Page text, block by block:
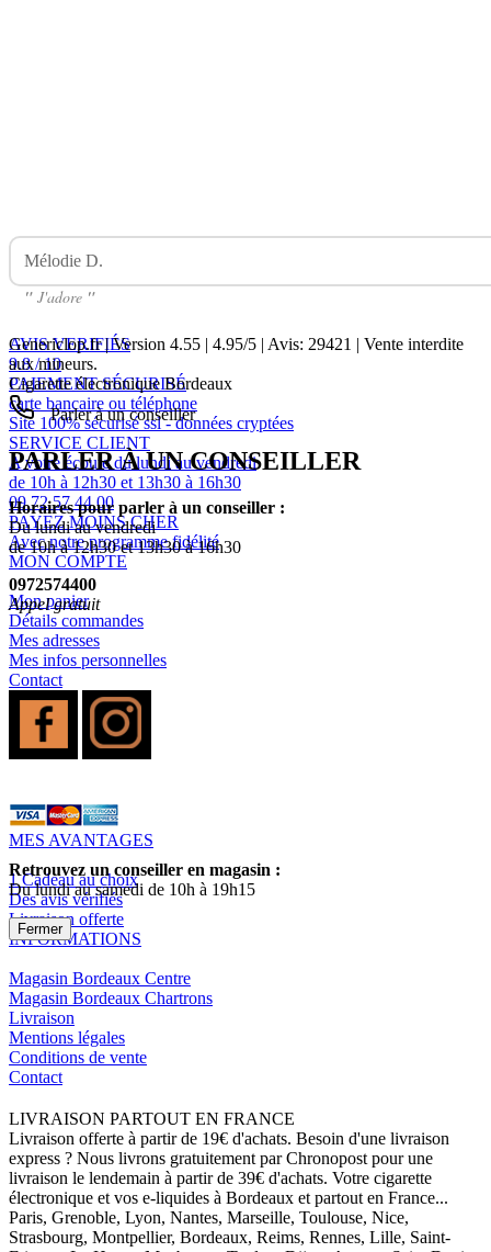
Mélodie D.
" J'adore "
AVIS VERIFIÉS
9.8 / 10
PAIEMENT SÉCURISÉ
carte bancaire ou téléphone
Site 100% sécurisé ssl - données cryptées
SERVICE CLIENT
A votre écoute du lundi au vendredi
de 10h à 12h30 et 13h30 à 16h30
09 72 57 44 00
PAYEZ MOINS CHER
Avec notre programme fidélité
MON COMPTE
Mon panier
Détails commandes
Mes adresses
Mes infos personnelles
Contact
MES AVANTAGES
1 Cadeau au choix
Des avis vérifiés
Livraison offerte
INFORMATIONS
Magasin Bordeaux Centre
Magasin Bordeaux Chartrons
Livraison
Mentions légales
Conditions de vente
Contact
LIVRAISON PARTOUT EN FRANCE
Livraison offerte à partir de 19€ d'achats. Besoin d'une livraison
express ? Nous livrons gratuitement par Chronopost pour une
livraison le lendemain à partir de 39€ d'achats. Votre cigarette
électronique et vos e-liquides à Bordeaux et partout en France...
Paris, Grenoble, Lyon, Nantes, Marseille, Toulouse, Nice,
Strasbourg, Montpellier, Bordeaux, Reims, Rennes, Lille, Saint-
Genericlop.fr|Version 4.55 | 4.95/5 | Avis: 29421 | Vente interdite
aux mineurs.
Cigarette électronique Bordeaux
Parler à un conseiller
PARLER À UN CONSEILLER
Horaires pour parler à un conseiller :
Du lundi au vendredi
de 10h à 12h30 et 13h30 à 16h30
0972574400
Appel gratuit
Retrouvez un conseiller en magasin :
Du lundi au samedi de 10h à 19h15
Fermer